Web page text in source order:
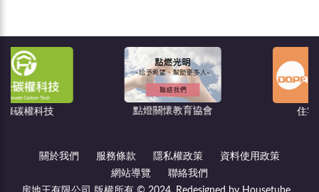
點燈關懷教育協會 住宅消保會
關於我們 服務條款 隱私權政策
資料使用政策
網站導覽
聯絡我們